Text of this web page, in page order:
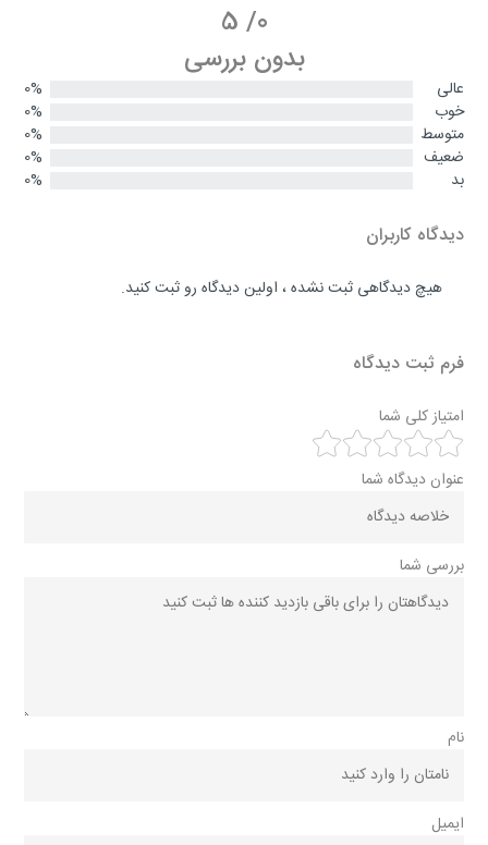
0
/
5
بدون بررسی
عالی
0%
خوب
0%
متوسط
0%
ضعیف
0%
بد
0%
دیدگاه کاربران
هیچ دیدگاهی ثبت نشده ، اولین دیدگاه رو ثبت کنید.
فرم ثبت دیدگاه
امتیاز کلی شما
عنوان دیدگاه شما
بررسی شما
نام
ایمیل